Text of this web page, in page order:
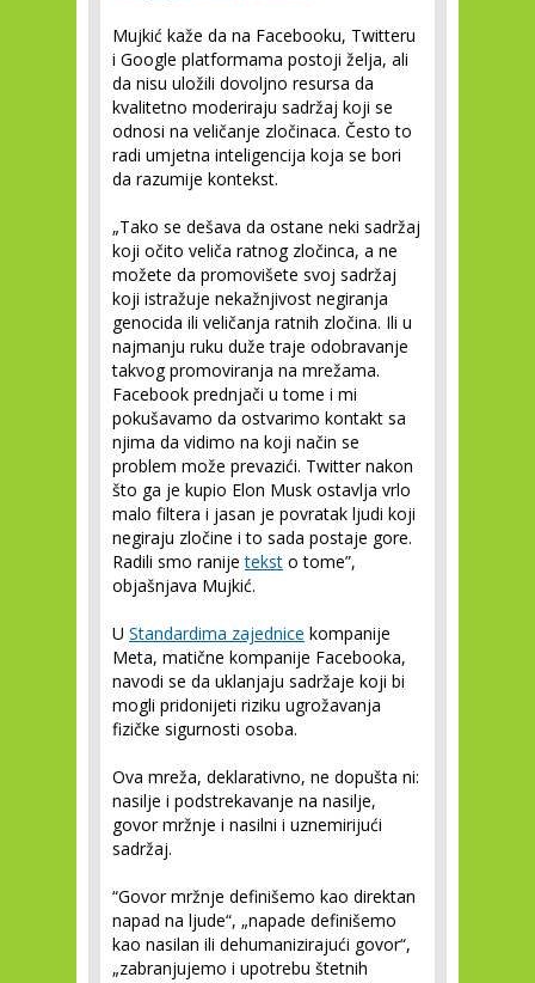
Mujkić kaže da na Facebooku, Twitteru
i Google platformama postoji želja, ali
da nisu uložili dovoljno resursa da
kvalitetno moderiraju sadržaj koji se
odnosi na veličanje zločinaca. Često to
radi umjetna inteligencija koja se bori
da razumije kontekst.
„Tako se dešava da ostane neki sadržaj
koji očito veliča ratnog zločinca, a ne
možete da promovišete svoj sadržaj
koji istražuje nekažnjivost negiranja
genocida ili veličanja ratnih zločina. Ili u
najmanju ruku duže traje odobravanje
takvog promoviranja na mrežama.
Facebook prednjači u tome i mi
pokušavamo da ostvarimo kontakt sa
njima da vidimo na koji način se
problem može prevazići. Twitter nakon
što ga je kupio Elon Musk ostavlja vrlo
malo filtera i jasan je povratak ljudi koji
negiraju zločine i to sada postaje gore.
Radili smo ranijetekst o tome”,
objašnjava Mujkić.
U Standardima zajednice kompanije
Meta, matične kompanije Facebooka,
navodi se da uklanjaju sadržaje koji bi
mogli pridonijeti riziku ugrožavanja
fizičke sigurnosti osoba.
Ova mreža, deklarativno, ne dopušta ni:
nasilje i podstrekavanje na nasilje,
govor mržnje i nasilni i uznemirijući
sadržaj.
“Govor mržnje definišemo kao direktan
napad na ljude“, „napade definišemo
kao nasilan ili dehumanizirajući govor“,
„zabranjujemo i upotrebu štetnih